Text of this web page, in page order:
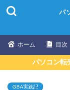
パ
ホーム 目次
パソコン転
GBA実践記